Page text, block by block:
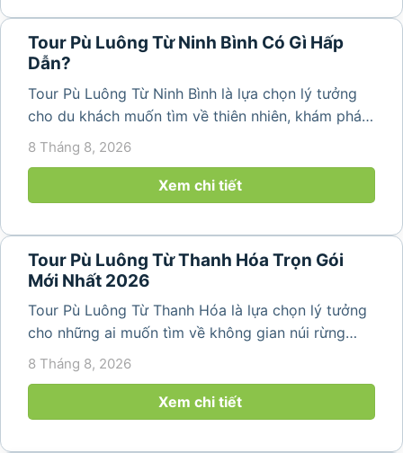
Tour Pù Luông Từ Ninh Bình Có Gì Hấp
Dẫn?
Tour Pù Luông Từ Ninh Bình là lựa chọn lý tưởng
cho du khách muốn tìm về thiên nhiên, khám phá
bản làng và tận hưởng không gian nghỉ dưỡng yên
bình. Với lịch trình 2N1Đ hoặc 3N2Đ, hành trình có
8 Tháng 8, 2026
Xem chi tiết
Tour Pù Luông Từ Thanh Hóa Trọn Gói
Mới Nhất 2026
Tour Pù Luông Từ Thanh Hóa là lựa chọn lý tưởng
cho những ai muốn tìm về không gian núi rừng
trong lành, ruộng bậc thang xanh mướt và những
bản làng bình yên ngay trong một hành trình ngắn
ngày. Không cần di chuyển...
8 Tháng 8, 2026
Xem chi tiết